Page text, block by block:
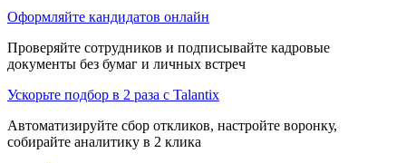
Оформляйте кандидатов онлайн
Проверяйте сотрудников и подписывайте кадровые
документы без бумаг и личных встреч
Ускорьте подбор в 2 раза с Talantix
Автоматизируйте сбор откликов, настройте воронку,
собирайте аналитику в 2 клика